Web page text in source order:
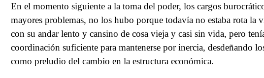
En el momento siguiente a la toma del poder, los cargos
mayores problemas, no los hubo porque todavía no estaba rota la
con su andar lento y cansino de cosa vieja y casi sin vida, pero
coordinación suficiente para mantenerse por inercia, desdeñando
como preludio del cambio en la estructura económica.